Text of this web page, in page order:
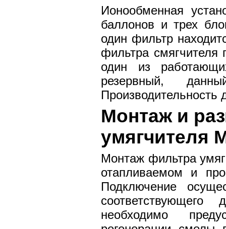
Ионообменная
баллонов и трех
один фильтр
фильтра смягчителя
один из
резервный,
Производительность
Монтаж и
умягчителя
Монтаж фильтра
отапливаемом и
Подключение
необходимо